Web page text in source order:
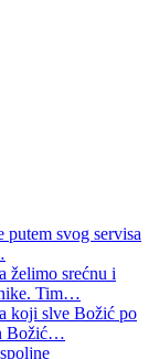
svog servisa
želimo srećnu i
Tim…
koji slve Božić po
Božić…